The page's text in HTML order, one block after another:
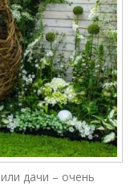
дачи – очень